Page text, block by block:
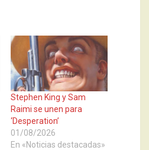
Stephen King y Sam
Raimi se unen para
‘Desperation’
01/08/2026
En «Noticias destacadas»